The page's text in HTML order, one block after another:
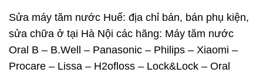
Sửa máy tăm nước Huế: địa chỉ bán, bán phụ kiện,
sửa chữa ở tại Hà Nội các hãng: Máy tăm nước
Oral B – B.Well – Panasonic – Philips – Xiaomi –
Procare – Lissa – H2ofloss – Lock&Lock – Oral